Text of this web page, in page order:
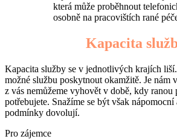
která může proběhnout
osobně na pracovištích rané
Kapacita
Kapacita služby se v jednotlivých krajích
možné službu poskytnout okamžitě. Je nám
z vás nemůžeme vyhovět v době, kdy ranou
potřebujete. Snažíme se být však
podmínky dovolují.
Pro zájemce